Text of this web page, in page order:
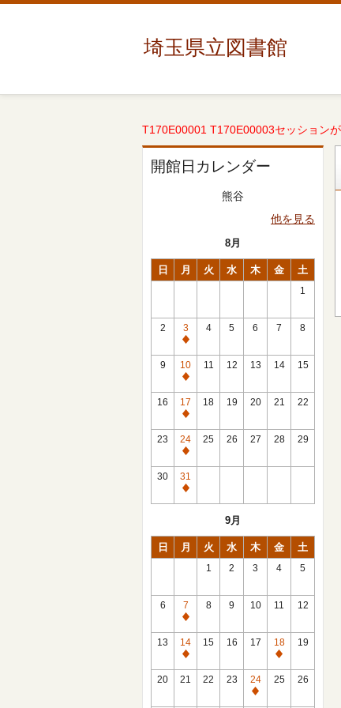
埼玉県立図書館
T170E00001 T170E00003セッション
開館日カレンダー
熊谷
他を見る
8月
日 月 火 水 木 金 土
1
2
3
休
館
日
4 5 6 7 8
9
10
休
館
日
11 12 13 14 15
16
17
休
館
日
18 19 20 21 22
23
24
休
館
日
25 26 27 28 29
30
31
休
9月
日 月 火 水 木 金 土
1 2 3 4 5
6
7
休
館
日
8 9 10 11 12
13
14
休
館
15 16 17
18
休
館
19
20 21 22 23
24
休
25 26